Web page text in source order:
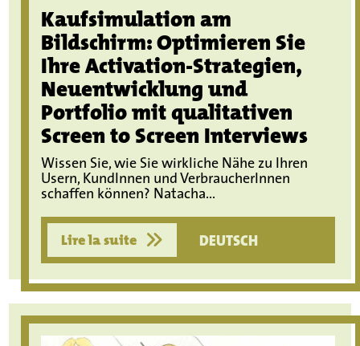
Kaufsimulation am
Bildschirm: Optimieren Sie
Ihre Activation-Strategien,
Neuentwicklung und
Portfolio mit qualitativen
Screen to Screen Interviews
Wissen Sie, wie Sie wirkliche Nähe zu Ihren
Usern, KundInnen und VerbraucherInnen
schaffen können? Natacha...
Lire la suite
DEUTSCH